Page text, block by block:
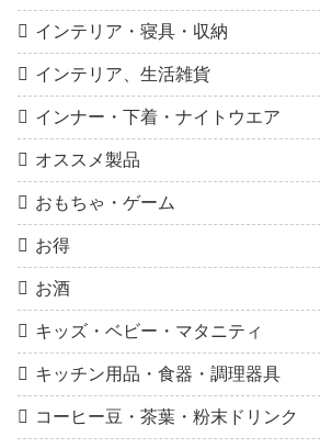
インテリア・寝具・収納
インテリア、生活雑貨
インナー・下着・ナイトウエア
オススメ製品
おもちゃ・ゲーム
お得
お酒
キッズ・ベビー・マタニティ
キッチン用品・食器・調理器具
コーヒー豆・茶葉・粉末ドリンク